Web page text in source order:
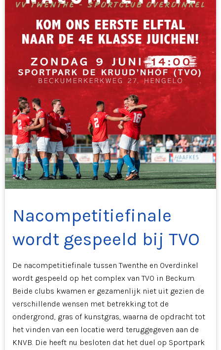
Nacompetitiefinale
wordt gespeeld bij TVO
De nacompetitiefinale tussen Twenthe en Overdinkel
wordt gespeeld op het complex van TVO in Beckum.
Beide clubs kwamen er gezamenlijk niet uit gezien de
verschillende wensen met betrekking tot de
ondergrond, gras of kunstgras, waarna de opdracht tot
het vinden van een locatie werd teruggegeven aan de
KNVB. Die heeft nu besloten dat het duel op Sportpark